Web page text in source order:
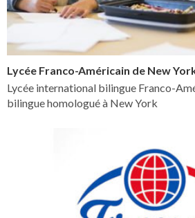
Lycée Franco-Américain de New
Lycée international bilingue Franco-
bilingue homologué à New York